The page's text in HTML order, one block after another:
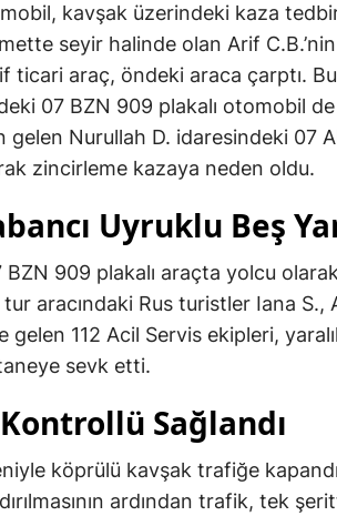
kavşak üzerindeki kaza
seyir halinde olan Arif
ticari araç, öndeki araca çarptı.
07 BZN 909 plakalı otomobil
gelen Nurullah D. idaresindeki 07
zincirleme kazaya neden oldu.
Uyruklu Beş
BZN 909 plakalı araçta yolcu
aracındaki Rus turistler Iana S.,
gelen 112 Acil Servis ekipleri,
sevk etti.
Sağlandı
köprülü kavşak trafiğe
ardından trafik, tek